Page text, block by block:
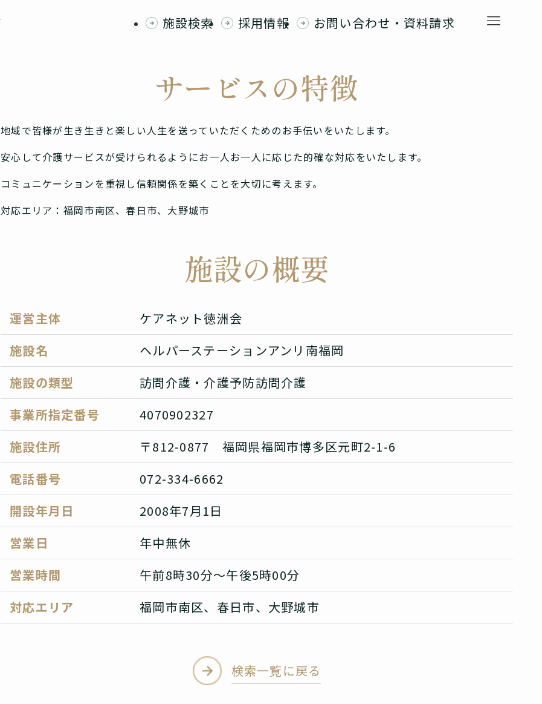
施設検索 採用情報 お問い合わせ・資料請求
サービスの特徴
地域で皆様が生き生きと楽しい人生を送っていただくためのお手伝いをいたします。
安心して介護サービスが受けられるようにお一人お一人に応じた的確な対応をいたします。
コミュニケーションを重視し信頼関係を築くことを大切に考えます。
対応エリア：福岡市南区、春日市、大野城市
施設の概要
運営主体
ケアネット徳洲会
施設名
ヘルパーステーションアンリ南福岡
施設の類型
訪問介護・介護予防訪問介護
事業所指定番号
4070902327
施設住所
〒812-0877 福岡県福岡市博多区元町2-1-6
電話番号
072-334-6662
開設年月日
2008年7月1日
営業日
年中無休
営業時間
午前8時30分～午後5時00分
対応エリア
福岡市南区、春日市、大野城市
検索一覧に戻る